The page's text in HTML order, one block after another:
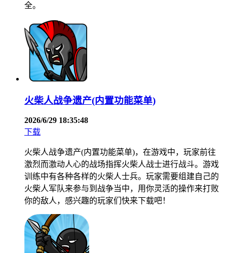
全。
火柴人战争遗产(内置功能菜单)
2026/6/29 18:35:48
下载
火柴人战争遗产(内置功能菜单)，在游戏中，玩家前往
激烈而激动人心的战场指挥火柴人战士进行战斗。游戏
训练中有各种各样的火柴人士兵。玩家需要组建自己的
火柴人军队来参与到战争当中，用你灵活的操作来打败
你的敌人，感兴趣的玩家们快来下载吧！